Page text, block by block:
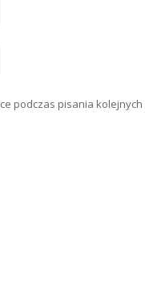
podczas pisania